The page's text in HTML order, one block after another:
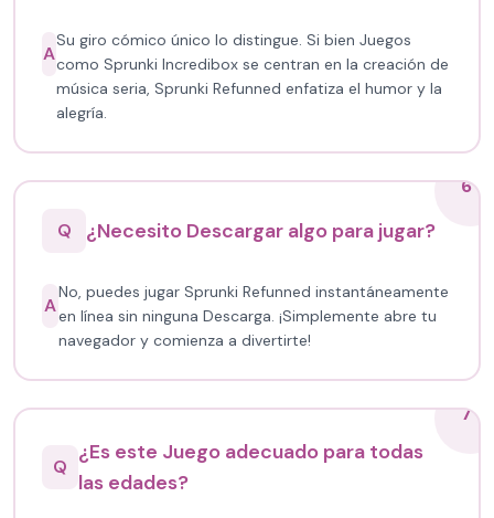
A
Su giro cómico único lo distingue. Si bien Juegos
como Sprunki Incredibox se centran en la creación de
música seria, Sprunki Refunned enfatiza el humor y la
alegría.
6
Q
¿Necesito Descargar algo para jugar?
A
No, puedes jugar Sprunki Refunned instantáneamente
en línea sin ninguna Descarga. ¡Simplemente abre tu
navegador y comienza a divertirte!
7
Q
¿Es este Juego adecuado para todas
las edades?